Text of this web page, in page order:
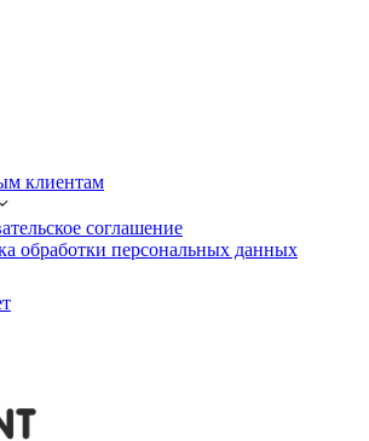
клиентам
соглашение
обработки персональных данных